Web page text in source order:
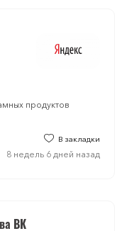
продуктов
В закладки
8 недель 6 дней назад
ВК